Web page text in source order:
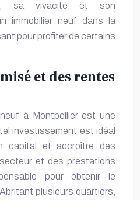
sa vivacité et son
immobilier neuf dans la
pour profiter de certains
et des rentes
à Montpellier est une
investissement est idéal
capital et accroître des
et des prestations
pour obtenir le
plusieurs quartiers,